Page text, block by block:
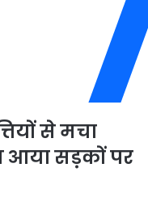
से मचा
आया सड़कों पर